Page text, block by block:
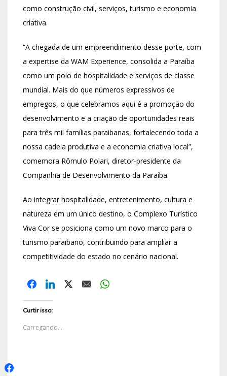
como construção civil, serviços, turismo e economia
criativa.
“A chegada de um empreendimento desse porte, com
a expertise da WAM Experience, consolida a Paraíba
como um polo de hospitalidade e serviços de classe
mundial. Mais do que números expressivos de
empregos, o que celebramos aqui é a promoção do
desenvolvimento e a criação de oportunidades reais
para três mil famílias paraibanas, fortalecendo toda a
nossa cadeia produtiva e a economia criativa local”,
comemora Rômulo Polari, diretor-presidente da
Companhia de Desenvolvimento da Paraíba.
Ao integrar hospitalidade, entretenimento, cultura e
natureza em um único destino, o Complexo Turístico
Viva Cor se posiciona como um novo marco para o
turismo paraibano, contribuindo para ampliar a
competitividade do estado no cenário nacional.
Curtir isso:
Carregando...